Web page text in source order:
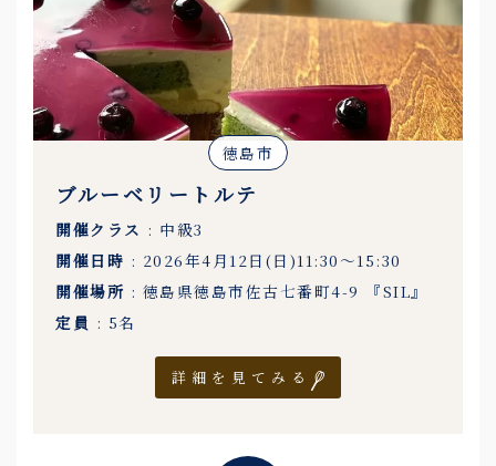
徳島市
ブルーベリートルテ
開催クラス : 中級3
開催日時 : 2026年4月12日(日)11:30〜15:30
開催場所 : 徳島県徳島市佐古七番町4-9 『SIL』
定員 : 5名
詳細を見てみる